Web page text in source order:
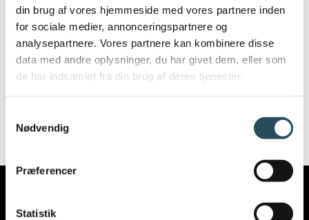
din brug af vores hjemmeside med vores partnere inden
for sociale medier, annonceringspartnere og
analysepartnere. Vores partnere kan kombinere disse
data med andre oplysninger, du har givet dem, eller som
de har indsamlet fra din brug af deres tjenester.
Nødvendig
Præferencer
Statistik
strækker sig fra 1. maj til 30. september.
For restferie gælder, at den skal varsles
mindst 1 måned før afholdelse.Restferie
kan holdes i perioden fra 1. september til